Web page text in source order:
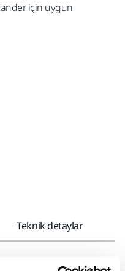
için uygun
Teknik detaylar
ve kolay bir şekilde